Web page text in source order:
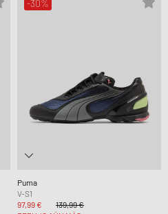
-30%
Puma
V-S1
97,99 €
139,99 €